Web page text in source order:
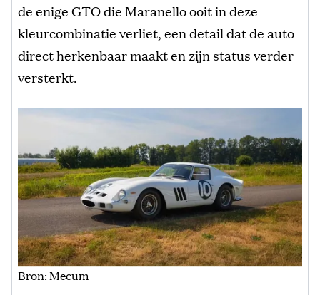
de enige GTO die Maranello ooit in deze
kleurcombinatie verliet, een detail dat de auto
direct herkenbaar maakt en zijn status verder
versterkt.
Bron: Mecum